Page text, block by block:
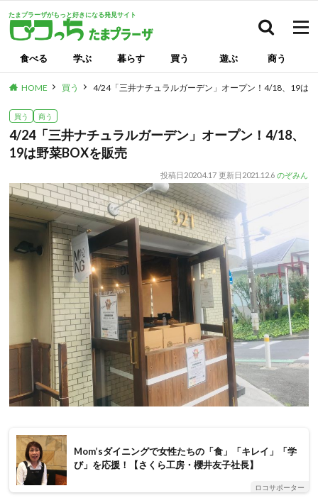
たまプラーザがもっと好きになる発見サイト
食べる 学ぶ 暮らす 買う 遊ぶ 商う
HOME 買う 4/24「三井ナチュラルガーデン」オープン！4/18、19は
買う 商う
4/24「三井ナチュラルガーデン」オープン！4/18、
19は野菜BOXを販売
投稿日 2020.4.17 更新日 2021.12.6 のぞみん
Mom’sダイニングで女性たちの「食」「キレイ」「学
び」を応援！【さくら工房・櫻井友子社長】
ロコサポーター